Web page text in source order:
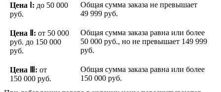
Цена Ⅰ: до 50 000
руб.
Общая сумма заказа не превышает
49 999 руб.
Цена Ⅱ: от 50 000
руб. до 150 000
руб.
Общая сумма заказа равна или более
50 000 руб., но не превышает 149 999
руб.
Цена Ⅲ: от
150 000 руб.
Общая сумма заказа равна или более
150 000 руб.